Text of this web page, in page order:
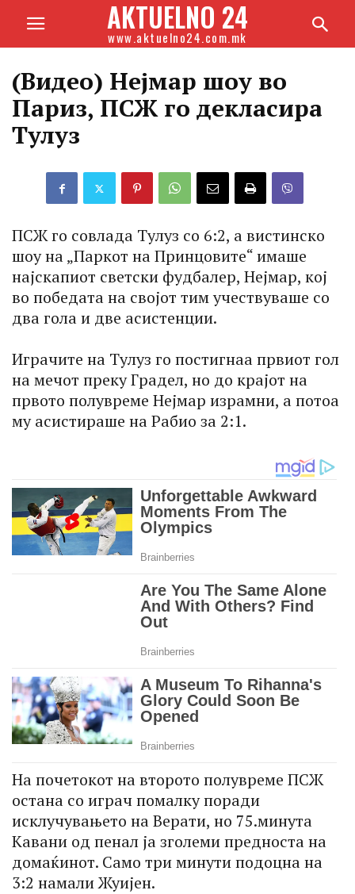
AKTUELNO 24
www.aktuelno24.com.mk
(Видео) Нејмар шоу во
Париз, ПСЖ го декласира
Тулуз
ПСЖ го совлада Тулуз со 6:2, а вистинско
шоу на „Паркот на Принцовите“ имаше
најскапиот светски фудбалер, Нејмар, кој
во победата на својот тим учествуваше со
два гола и две асистенции.
Играчите на Тулуз го постигнаа првиот гол
на мечот преку Градел, но до крајот на
првото полувреме Нејмар израмни, а потоа
му асистираше на Рабио за 2:1.
На почетокот на второто полувреме ПСЖ
остана со играч помалку поради
исклучувањето на Верати, но 75.минута
Кавани од пенал ја зголеми предноста на
домаќинот. Само три минути подоцна на
3:2 намали Жуијен.